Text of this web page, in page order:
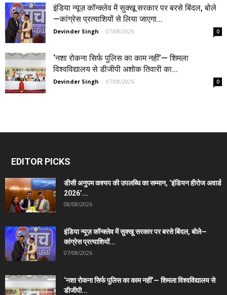
इंडिया न्यूज़ कॉन्क्लेव में सुक्खू सरकार पर बरसे बिंदल, बोले
—कांग्रेस प्रत्याशियों से लिया जाएगा...
Devinder Singh - 07/08/2026 0
‘नशा रोकना सिर्फ पुलिस का काम नहीं’— शिमला
विश्वविद्यालय से डीजीपी अशोक तिवारी का...
Devinder Singh - 07/08/2026 0
EDITOR PICKS
डीसी अनुपम कश्यप की उपलब्धि का सम्मान, ‘इंडियन हीरोज अवार्ड
2026’...
08/08/2026
इंडिया न्यूज़ कॉन्क्लेव में सुक्खू सरकार पर बरसे बिंदल, बोले—
कांग्रेस प्रत्याशियों...
07/08/2026
‘नशा रोकना सिर्फ पुलिस का काम नहीं’— शिमला विश्वविद्यालय से
डीजीपी...